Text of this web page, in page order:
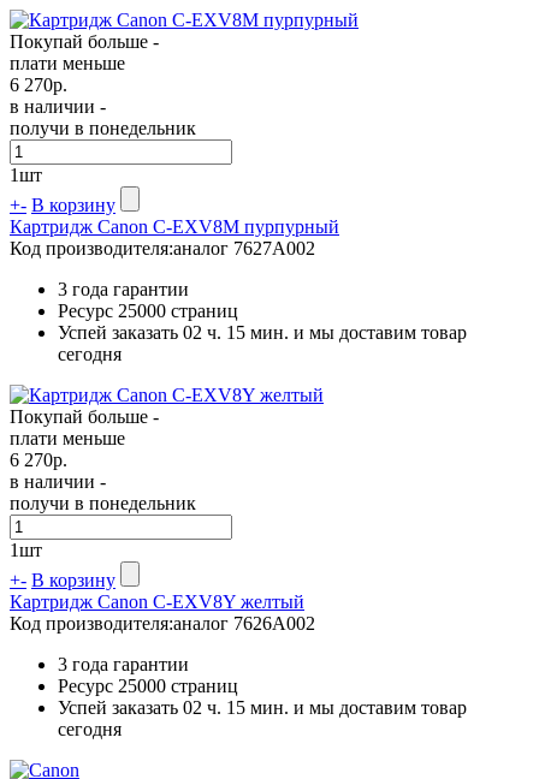
Покупай больше -
плати меньше
6 270р.
в наличии -
получи в понедельник
1шт
+- В корзину
Картридж Canon C-EXV8M пурпурный
Код производителя:аналог 7627A002
3 года гарантии
Ресурс 25000 страниц
Успей заказать 02 ч. 15 мин. и мы доставим товар
сегодня
Покупай больше -
плати меньше
6 270р.
в наличии -
получи в понедельник
1шт
+- В корзину
Картридж Canon C-EXV8Y желтый
Код производителя:аналог 7626A002
3 года гарантии
Ресурс 25000 страниц
Успей заказать 02 ч. 15 мин. и мы доставим товар
сегодня